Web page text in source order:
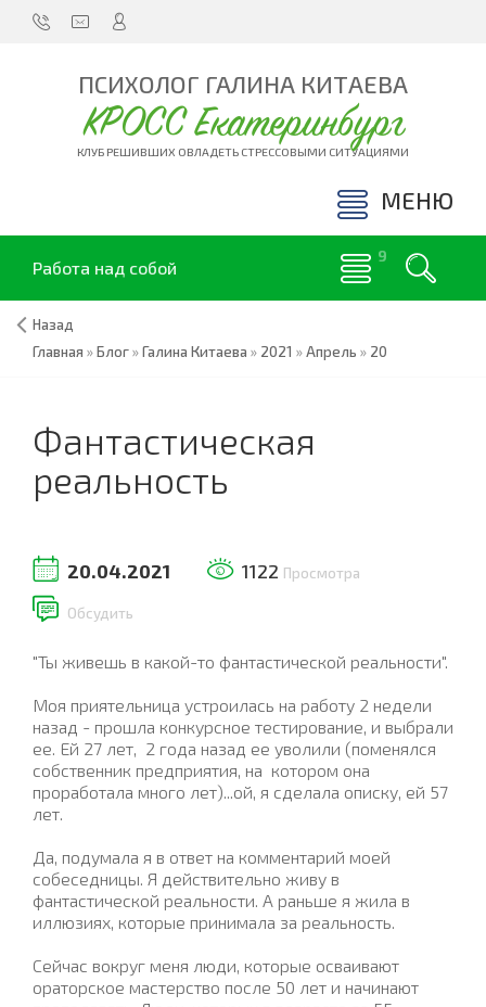
ПСИХОЛОГ ГАЛИНА КИТАЕВА
КРОСС Екатеринбург
КЛУБ РЕШИВШИХ ОВЛАДЕТЬ СТРЕССОВЫМИ СИТУАЦИЯМИ
МЕНЮ
Работа над собой
Назад
Главная »Блог»Галина Китаева » 2021 »Апрель » 20
Фантастическая
реальность
20.04.2021 1122 Просмотра
Обсудить
"Ты живешь в какой-то фантастической реальности".
Моя приятельница устроилась на работу 2 недели
назад - прошла конкурсное тестирование, и выбрали
ее. Ей 27 лет, 2 года назад ее уволили (поменялся
собственник предприятия, на котором она
проработала много лет)...ой, я сделала описку, ей 57
лет.
Да, подумала я в ответ на комментарий моей
собеседницы. Я действительно живу в
фантастической реальности. А раньше я жила в
иллюзиях, которые принимала за реальность.
Сейчас вокруг меня люди, которые осваивают
ораторское мастерство после 50 лет и начинают